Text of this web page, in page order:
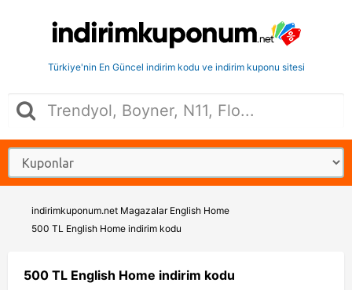
Türkiye'nin En Güncel indirim kodu ve indirim kuponu sitesi
indirimkuponum.net Magazalar English Home
500 TL English Home indirim kodu
500 TL English Home indirim kodu